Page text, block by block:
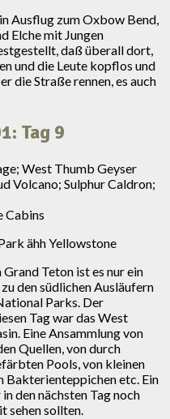
Ausflug zum Oxbow Bend,
Elche mit Jungen
daß überall dort,
und die Leute kopflos und
die Straße rennen, es auch
Tag 9
West Thumb Geyser
Volcano; Sulphur Caldron;
Cabins
ähh Yellowstone
Teton ist es nur ein
den südlichen Ausläufern
Parks. Der
Tag war das West
Eine Ansammlung von
Quellen, von durch
Pools, von kleinen
Bakterienteppichen etc. Ein
den nächsten Tag noch
sehen sollten.